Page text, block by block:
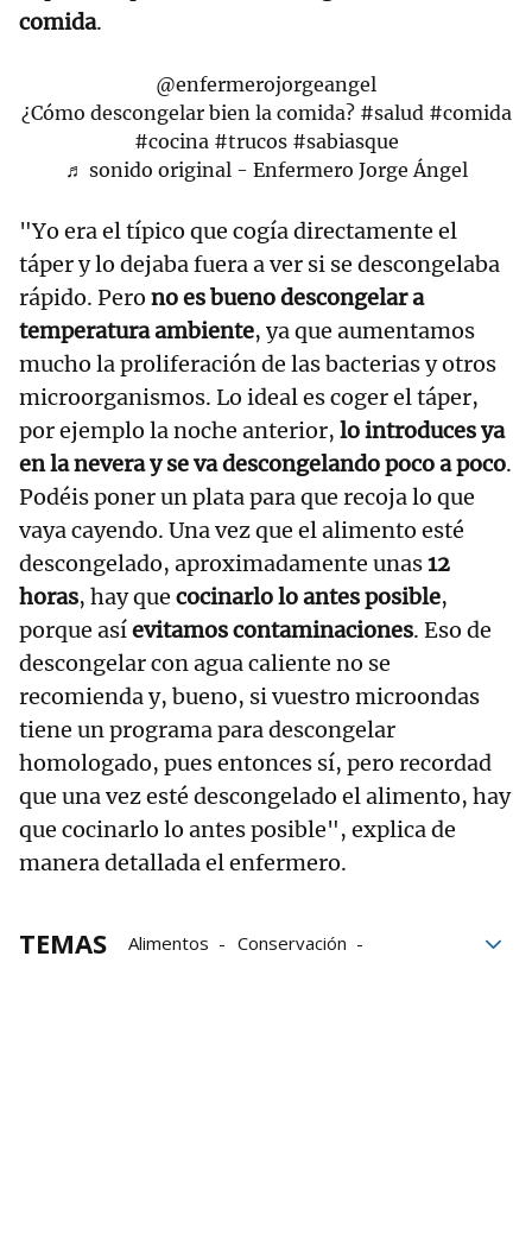
comida.
@enfermerojorgeangel
¿Cómo descongelar bien la comida? #salud #comida
#cocina #trucos #sabiasque
♬ sonido original - Enfermero Jorge Ángel
"Yo era el típico que cogía directamente el
táper y lo dejaba fuera a ver si se descongelaba
rápido. Pero no es bueno descongelar a
temperatura ambiente, ya que aumentamos
mucho la proliferación de las bacterias y otros
microorganismos. Lo ideal es coger el táper,
por ejemplo la noche anterior, lo introduces ya
en la nevera y se va descongelando poco a poco.
Podéis poner un plata para que recoja lo que
vaya cayendo. Una vez que el alimento esté
descongelado, aproximadamente unas12
horas, hay que cocinarlo lo antes posible,
porque asíevitamos contaminaciones. Eso de
descongelar con agua caliente no se
recomienda y, bueno, si vuestro microondas
tiene un programa para descongelar
homologado, pues entonces sí, pero recordad
que una vez esté descongelado el alimento, hay
que cocinarlo lo antes posible", explica de
manera detallada el enfermero.
TEMAS Alimentos
Conservación